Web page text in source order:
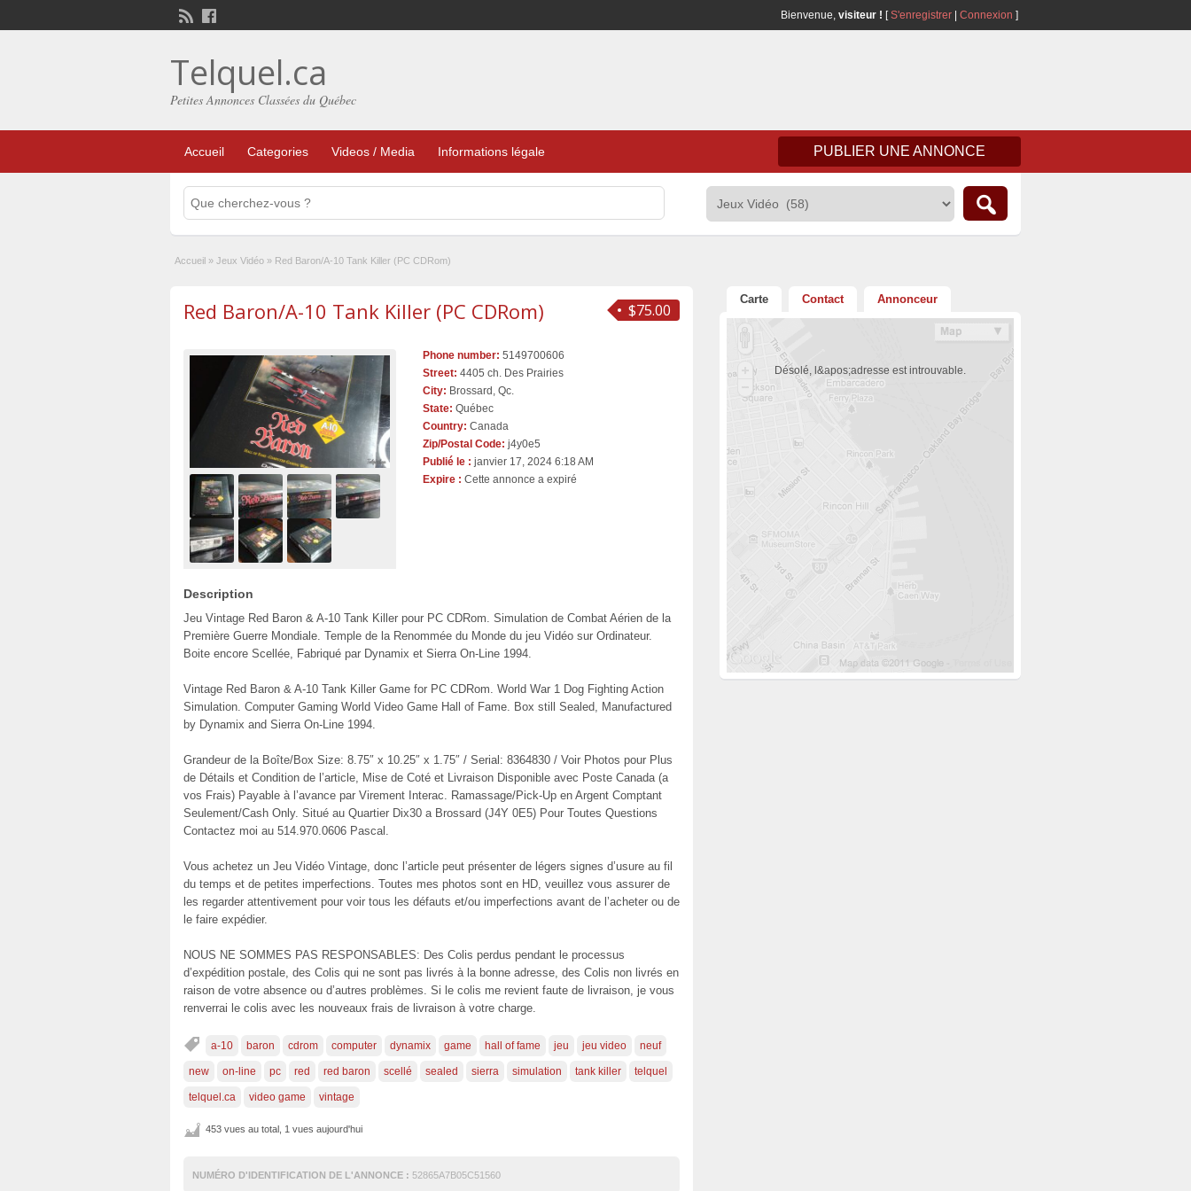
Bienvenue, visiteur ! [S'enregistrer Connexion ]
Telquel.ca
Petites Annonces Classées du Québec
Accueil Categories Videos / Media Informations légale PUBLIER UNE ANNONCE
Accueil » Jeux Vidéo » Red Baron/A-10 Tank Killer (PC CDRom)
$75.00
Red Baron/A-10 Tank Killer (PC CDRom)
Phone number: 5149700606
Street: 4405 ch. Des Prairies
City: Brossard, Qc.
State: Québec
Country: Canada
Zip/Postal Code: j4y0e5
Publié le : janvier 17, 2024 6:18 AM
Expire : Cette annonce a expiré
Description
Jeu Vintage Red Baron & A-10 Tank Killer pour PC CDRom. Simulation de Combat Aérien de la
Première Guerre Mondiale. Temple de la Renommée du Monde du jeu Vidéo sur Ordinateur.
Boite encore Scellée, Fabriqué par Dynamix et Sierra On-Line 1994.
Vintage Red Baron & A-10 Tank Killer Game for PC CDRom. World War 1 Dog Fighting Action
Simulation. Computer Gaming World Video Game Hall of Fame. Box still Sealed, Manufactured
by Dynamix and Sierra On-Line 1994.
Grandeur de la Boîte/Box Size: 8.75″ x 10.25″ x 1.75″ / Serial: 8364830 / Voir Photos pour Plus
de Détails et Condition de l’article, Mise de Coté et Livraison Disponible avec Poste Canada (a
vos Frais) Payable à l’avance par Virement Interac. Ramassage/Pick-Up en Argent Comptant
Seulement/Cash Only. Situé au Quartier Dix30 a Brossard (J4Y 0E5) Pour Toutes Questions
Contactez moi au 514.970.0606 Pascal.
Vous achetez un Jeu Vidéo Vintage, donc l’article peut présenter de légers signes d’usure au fil
du temps et de petites imperfections. Toutes mes photos sont en HD, veuillez vous assurer de
les regarder attentivement pour voir tous les défauts et/ou imperfections avant de l’acheter ou de
le faire expédier.
NOUS NE SOMMES PAS RESPONSABLES: Des Colis perdus pendant le processus
d’expédition postale, des Colis qui ne sont pas livrés à la bonne adresse, des Colis non livrés en
raison de votre absence ou d’autres problèmes. Si le colis me revient faute de livraison, je vous
renverrai le colis avec les nouveaux frais de livraison à votre charge.
a-10 baron cdrom computer dynamix game hall of fame jeu jeu video neuf
new on-line pc red red baron scellé sealed sierra simulation tank killer telquel
telquel.ca video game vintage
453 vues au total, 1 vues aujourd'hui
NUMÉRO D'IDENTIFICATION DE L'ANNONCE : 52865A7B05C51560
Carte Contact Annonceur
Désolé, l&apos;adresse est introuvable.